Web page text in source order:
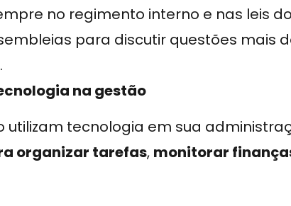
no regimento interno e nas leis
para discutir questões mais
na gestão
utilizam tecnologia em sua
organizar tarefas, monitorar